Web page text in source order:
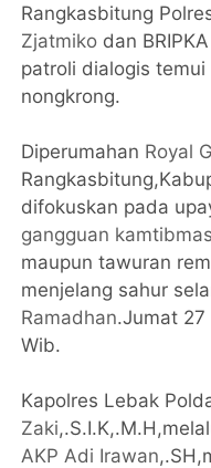
Rangkasbitung
Zjatmiko dan
patroli dialogis
nongkrong.
Diperumahan Royal
difokuskan pada
gangguan kamtibmas
maupun tawuran
menjelang sahur
Ramadhan.Jumat 27
Wib.
Kapolres Lebak
Zaki
AKP Adi Irawan